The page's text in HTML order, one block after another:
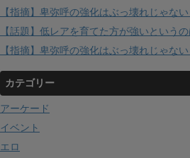
【指摘】卑弥呼の強化はぶっ壊れじゃない
【話題】低レアを育てた方が強いという
【指摘】卑弥呼の強化はぶっ壊れじゃない
カテゴリー
アーケード
イベント
エロ